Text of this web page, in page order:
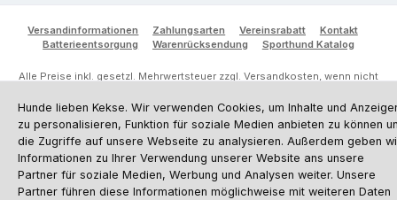
Versandinformationen Zahlungsarten Vereinsrabatt
Kontakt
Batterieentsorgung
Warenrücksendung Sporthund Katalog
Alle Preise inkl. gesetzl. Mehrwertsteuer zzgl. Versandkosten, wenn nicht
Streichpreise = UVP-Preise. Abbildungen ähnlich. Änderungen
vorbehalten.
© 2026 Sporthund - Alle Rechte vorbehalten. Theme by
Hunde lieben Kekse. Wir verwenden Cookies, um Inhalte und
zu personalisieren, Funktion für soziale Medien anbieten zu können
die Zugriffe auf unsere Webseite zu analysieren. Außerdem geben
Informationen zu Ihrer Verwendung unserer Website ans unsere
Partner für soziale Medien, Werbung und Analysen weiter. Unsere
Partner führen diese Informationen möglichweise mit weiteren Daten